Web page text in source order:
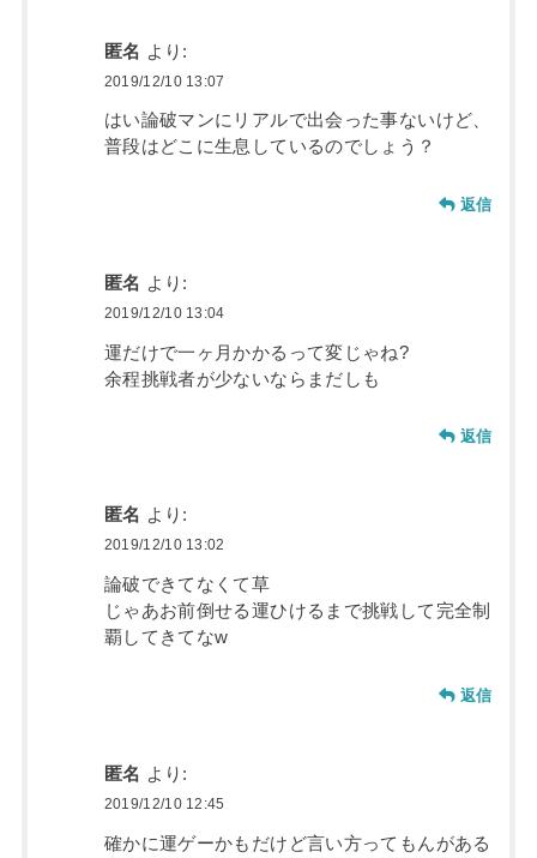
匿名 より:
2019/12/10 13:07
はい論破マンにリアルで出会った事ないけど、
普段はどこに生息しているのでしょう？
返信
匿名 より:
2019/12/10 13:04
運だけで一ヶ月かかるって変じゃね?
余程挑戦者が少ないならまだしも
返信
匿名 より:
2019/12/10 13:02
論破できてなくて草
じゃあお前倒せる運ひけるまで挑戦して完全制
覇してきてなw
返信
匿名 より:
2019/12/10 12:45
確かに運ゲーかもだけど言い方ってもんがある